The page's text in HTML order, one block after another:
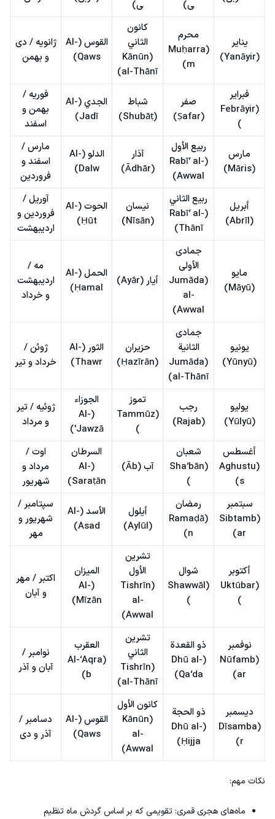
ی) ی)
يناير
(Yanāyir)
محرم
(Muḥarra
m)
كانون
الثاني
(Kānūn
al-Thānī)
القوس (Al-
Qaws)
ژانویه / دی
و بهمن
فبراير
(Febrāyir
)
صفر
(Ṣafar)
شباط
(Shubāṭ)
الجدي (Al-
Jadī)
فوریه /
بهمن و
اسفند
مارس
(Māris)
ربيع الأول
(Rabī‘ al-
Awwal)
آذار
(Ādhār)
الدلو (Al-
Dalw)
مارس /
اسفند و
فروردین
أبريل
(Abrīl)
ربيع الثاني
(Rabī‘ al-
Thānī)
نيسان
(Nīsān)
الحوت (Al-
Ḥūt)
آوریل /
فروردین و
اردیبهشت
مايو
(Māyū)
جمادى
الأولى
(Jumāda
al-
Awwal)
أيار (Ayār)
الحمل (Al-
Ḥamal)
مه /
اردیبهشت
و خرداد
يونيو
(Yūnyū)
جمادى
الثانية
(Jumāda
al-Thānī)
حزيران
(Ḥazīrān)
الثور (Al-
Thawr)
ژوئن /
خرداد و تیر
يوليو
(Yūlyū)
رجب
(Rajab)
تموز
(Tammūz
)
الجوزاء
(Al-
Jawzā')
ژوئیه / تیر
و مرداد
أغسطس
(Aghustu
s)
شعبان
(Sha‘bān
)
آب (Āb)
السرطان
(Al-
Saraṭān)
اوت /
مرداد و
شهریور
سبتمبر
(Sibtamb
ar)
رمضان
(Ramaḍā
n)
أيلول
(Aylūl)
الأسد (Al-
Asad)
سپتامبر /
شهریور و
مهر
أكتوبر
(Uktūbar
)
شوال
(Shawwāl
)
تشرين
الأول
(Tishrīn
al-
Awwal)
الميزان
(Al-
Mīzān)
اکتبر / مهر
و آبان
نوفمبر
(Nūfamb
ar)
ذو القعدة
(Dhū al-
Qa‘da)
تشرين
الثاني
(Tishrīn
al-Thānī)
العقرب
(Al-‘Aqra
b)
نوامبر /
آبان و آذر
ديسمبر
(Dīsamba
r)
ذو الحجة
(Dhū al-
Ḥijja)
كانون الأول
(Kānūn
al-
Awwal)
القوس (Al-
Qaws)
دسامبر /
آذر و دی
نکات مهم:
ماه‌های هجری قمری: تقویمی که بر اساس گردش ماه تنظیم